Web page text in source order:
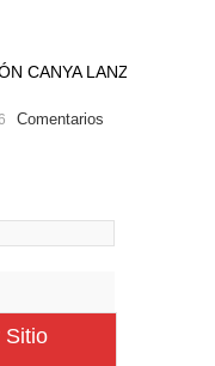
CANYA LANZA
Comentarios
Sitio